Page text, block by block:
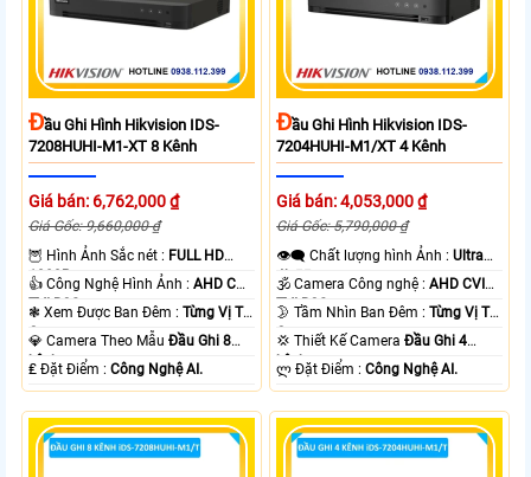
ĐẦu Ghi Hình Hikvision IDS-
7208HUHI-M1-XT 8 Kênh
Giá bán: 6,762,000 ₫
Giá Gốc: 9,660,000 ₫
🦉 Hình Ảnh Sắc nét : FULL HD
1080P .
👍 Công Nghệ Hình Ảnh :AHD CVI
TVI BCS.
❃ Xem Được Ban Đêm :Từng Vị Trí
Camera .
💎 Camera Theo MẫuĐầu Ghi 8
kênh.
️₤ Đặt Điểm :Công Nghệ AI.
ĐẦu Ghi Hình Hikvision IDS-
7204HUHI-M1/XT 4 Kênh
Giá bán: 4,053,000 ₫
Giá Gốc: 5,790,000 ₫
👁️‍🗨 Chất lượng hình Ảnh :Ultra
4k 👍🏾 .
🕉️ Camera Công nghệ :AHD CVI
TVI BCS.
🌛 Tầm Nhìn Ban Đêm :Từng Vị Trí
Camera .
💢 Thiết Kế CameraĐầu Ghi 4
kênh.
️ლ Đặt Điểm :Công Nghệ AI.